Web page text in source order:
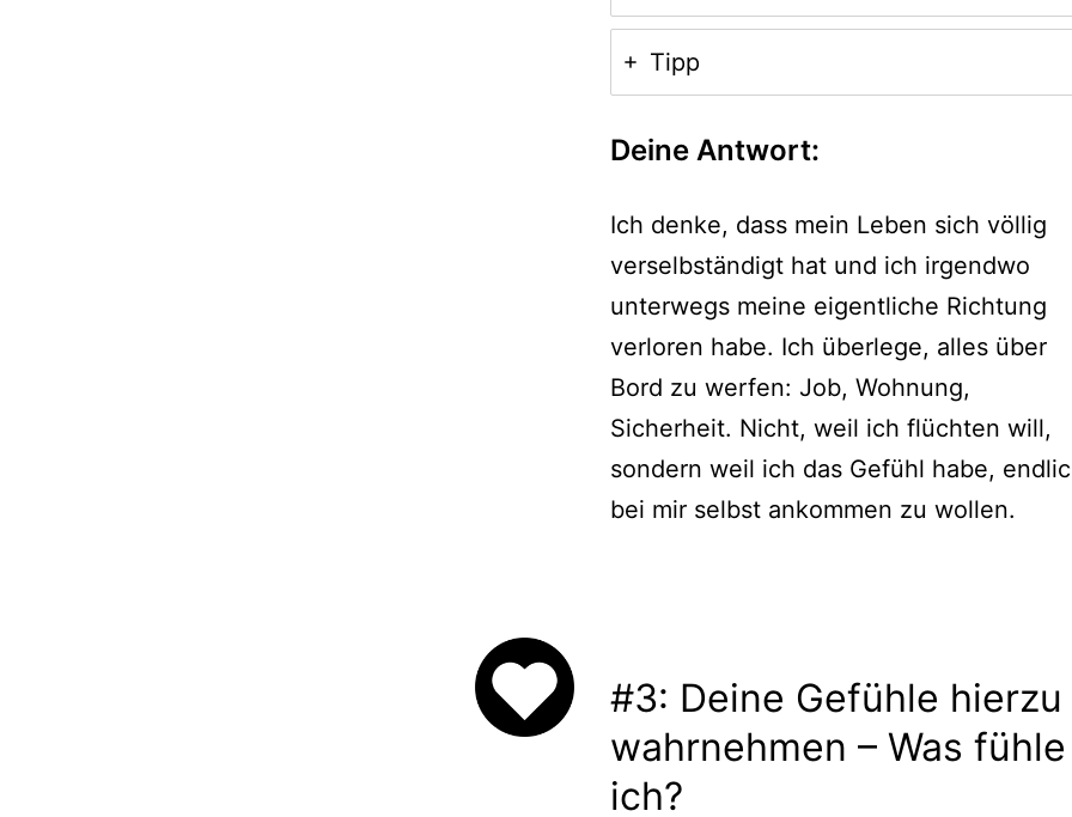
Tipp
Deine Antwort:
Ich denke, dass mein Leben sich völlig
verselbständigt hat und ich irgendwo
unterwegs meine eigentliche Richtung
verloren habe. Ich überlege, alles über
Bord zu werfen: Job, Wohnung,
Sicherheit. Nicht, weil ich flüchten will,
sondern weil ich das Gefühl habe,
bei mir selbst ankommen zu wollen.
#3: Deine Gefühle hierzu
wahrnehmen – Was fühle
ich?